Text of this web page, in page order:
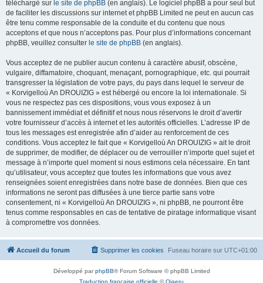
téléchargé sur le site de phpBB (en anglais). Le logiciel phpBB a pour seul but
de faciliter les discussions sur internet et phpBB Limited ne peut en aucun cas
être tenu comme responsable de la conduite et du contenu que nous
acceptons et que nous n’acceptons pas. Pour plus d’informations concernant
phpBB, veuillez consulter le site de phpBB (en anglais).
Vous acceptez de ne publier aucun contenu à caractère abusif, obscène,
vulgaire, diffamatoire, choquant, menaçant, pornographique, etc. qui pourrait
transgresser la législation de votre pays, du pays dans lequel le serveur de
« Korvigelloù An DROUIZIG » est hébergé ou encore la loi internationale. Si
vous ne respectez pas ces dispositions, vous vous exposez à un
bannissement immédiat et définitif et nous nous réservons le droit d’avertir
votre fournisseur d’accès à internet et les autorités officielles. L’adresse IP de
tous les messages est enregistrée afin d’aider au renforcement de ces
conditions. Vous acceptez le fait que « Korvigelloù An DROUIZIG » ait le droit
de supprimer, de modifier, de déplacer ou de verrouiller n’importe quel sujet et
message à n’importe quel moment si nous estimons cela nécessaire. En tant
qu’utilisateur, vous acceptez que toutes les informations que vous avez
renseignées soient enregistrées dans notre base de données. Bien que ces
informations ne seront pas diffusées à une tierce partie sans votre
consentement, ni « Korvigelloù An DROUIZIG », ni phpBB, ne pourront être
tenus comme responsables en cas de tentative de piratage informatique visant
à compromettre vos données.
Accueil du forum Fuseau horaire sur UTC+01:00
Supprimer les cookies
Développé parphpBB® Forum Software © phpBB Limited
Traduction française officielle ©Qiaeru